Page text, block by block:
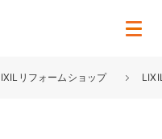
リフォームショップ